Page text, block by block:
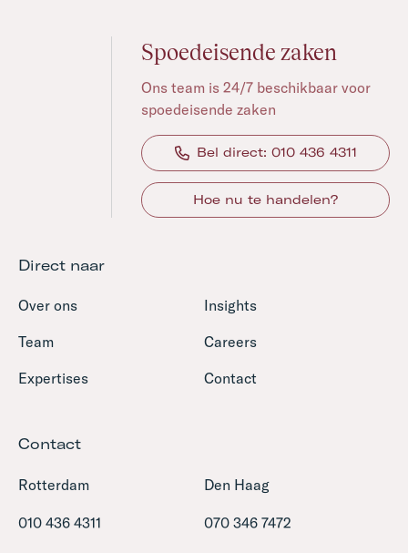
Spoedeisende zaken
Ons team is 24/7 beschikbaar voor
spoedeisende zaken
Bel direct: 010 436 4311
Hoe nu te handelen?
Direct naar
Over ons
Insights
Team
Careers
Expertises
Contact
Contact
Rotterdam
010 436 4311
Den Haag
070 346 7472